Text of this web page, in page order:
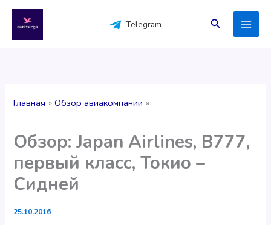
содержимому
Telegram Поиск
Главная Обзор авиакомпании
Обзор: Japan Airlines, B777,
первый класс, Токио –
Сидней
25.10.2016